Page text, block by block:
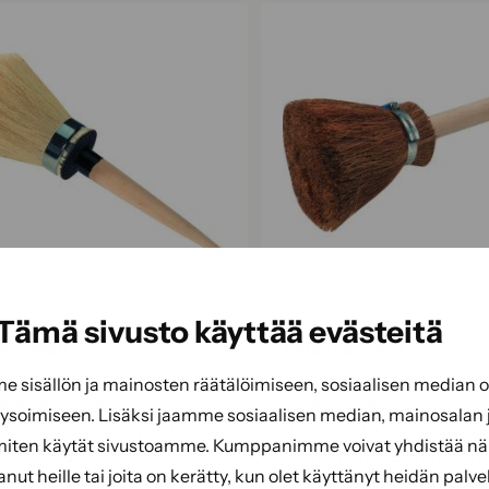
sivusto käyttää evästeitä
sisällön ja mainosten räätälöimiseen, sosiaalisen median
Lisäksi jaamme sosiaalisen median,
käytät sivustoamme. Kumppanimme voivat yhdistää
heille tai joita on kerätty, kun olet käyttänyt heidän
puuvarsi.
Suomessa. Sivellin on
kalkkimaalin
joka on suosittu
Kalkkisivellin
Kookosfiiberiä, puuvarsi.
Valmistettu Suomessa.
suunniteltu kalkkimaalin
levittämiseen, joka on